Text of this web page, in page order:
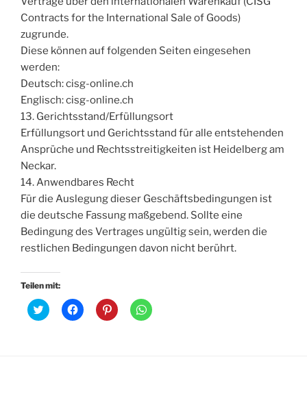
Contracts for the International Sale of Goods)
zugrunde.
Diese können auf folgenden Seiten eingesehen
werden:
Deutsch: cisg-online.ch
Englisch: cisg-online.ch
13. Gerichtsstand/Erfüllungsort
Erfüllungsort und Gerichtsstand für alle entstehenden
Ansprüche und Rechtsstreitigkeiten ist Heidelberg am
Neckar.
14. Anwendbares Recht
Für die Auslegung dieser Geschäftsbedingungen ist
die deutsche Fassung maßgebend. Sollte eine
Bedingung des Vertrages ungültig sein, werden die
restlichen Bedingungen davon nicht berührt.
Teilen mit:
K
l
K
l
K
l
K
l